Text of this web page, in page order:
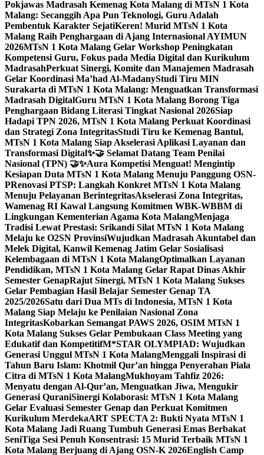
Pokjawas Madrasah Kemenag Kota Malang di MTsN 1 Kota
Malang: Secanggih Apa Pun Teknologi, Guru Adalah
Pembentuk Karakter SejatiKeren! Murid MTsN 1 Kota
Malang Raih Penghargaan di Ajang Internasional AYIMUN
2026MTsN 1 Kota Malang Gelar Workshop Peningkatan
Kompetensi Guru, Fokus pada Media Digital dan Kurikulum
MadrasahPerkuat Sinergi, Komite dan Manajemen Madrasah
Gelar Koordinasi Ma’had Al-MadanyStudi Tiru MIN
Surakarta di MTsN 1 Kota Malang: Menguatkan Transformasi
Madrasah DigitalGuru MTsN 1 Kota Malang Borong Tiga
Penghargaan Bidang Literasi Tingkat Nasional 2026Siap
Hadapi TPN 2026, MTsN 1 Kota Malang Perkuat Koordinasi
dan Strategi Zona IntegritasStudi Tiru ke Kemenag Bantul,
MTsN 1 Kota Malang Siap Akselerasi Aplikasi Layanan dan
Transformasi Digital✨🤝 Selamat Datang Team Penilai
Nasional (TPN) 🤝✨Aura Kompetisi Menguat! Mengintip
Kesiapan Duta MTsN 1 Kota Malang Menuju Panggung OSN-
PRenovasi PTSP: Langkah Konkret MTsN 1 Kota Malang
Menuju Pelayanan BerintegritasAkselerasi Zona Integritas,
Wamenag RI Kawal Langsung Komitmen WBK-WBBM di
Lingkungan Kementerian Agama Kota MalangMenjaga
Tradisi Lewat Prestasi: Srikandi Silat MTsN 1 Kota Malang
Melaju ke O2SN ProvinsiWujudkan Madrasah Akuntabel dan
Melek Digital, Kanwil Kemenag Jatim Gelar Sosialisasi
Kelembagaan di MTsN 1 Kota MalangOptimalkan Layanan
Pendidikan, MTsN 1 Kota Malang Gelar Rapat Dinas Akhir
Semester GenapRajut Sinergi, MTsN 1 Kota Malang Sukses
Gelar Pembagian Hasil Belajar Semester Genap TA
2025/2026Satu dari Dua MTs di Indonesia, MTsN 1 Kota
Malang Siap Melaju ke Penilaian Nasional Zona
IntegritasKobarkan Semangat PAWS 2026, OSIM MTsN 1
Kota Malang Sukses Gelar Pembukaan Class Meeting yang
Edukatif dan KompetitifM*STAR OLYMPIAD: Wujudkan
Generasi Unggul MTsN 1 Kota MalangMenggali Inspirasi di
Tahun Baru Islam: Khotmil Qur’an hingga Penyerahan Piala
Citra di MTsN 1 Kota MalangMukhoyam Tahfiz 2026:
Menyatu dengan Al-Qur’an, Menguatkan Jiwa, Mengukir
Generasi QuraniSinergi Kolaborasi: MTsN 1 Kota Malang
Gelar Evaluasi Semester Genap dan Perkuat Komitmen
Kurikulum MerdekaART SPECTA 2: Bukti Nyata MTsN 1
Kota Malang Jadi Ruang Tumbuh Generasi Emas Berbakat
SeniTiga Sesi Penuh Konsentrasi: 15 Murid Terbaik MTsN 1
Kota Malang Berjuang di Ajang OSN-K 2026English Camp